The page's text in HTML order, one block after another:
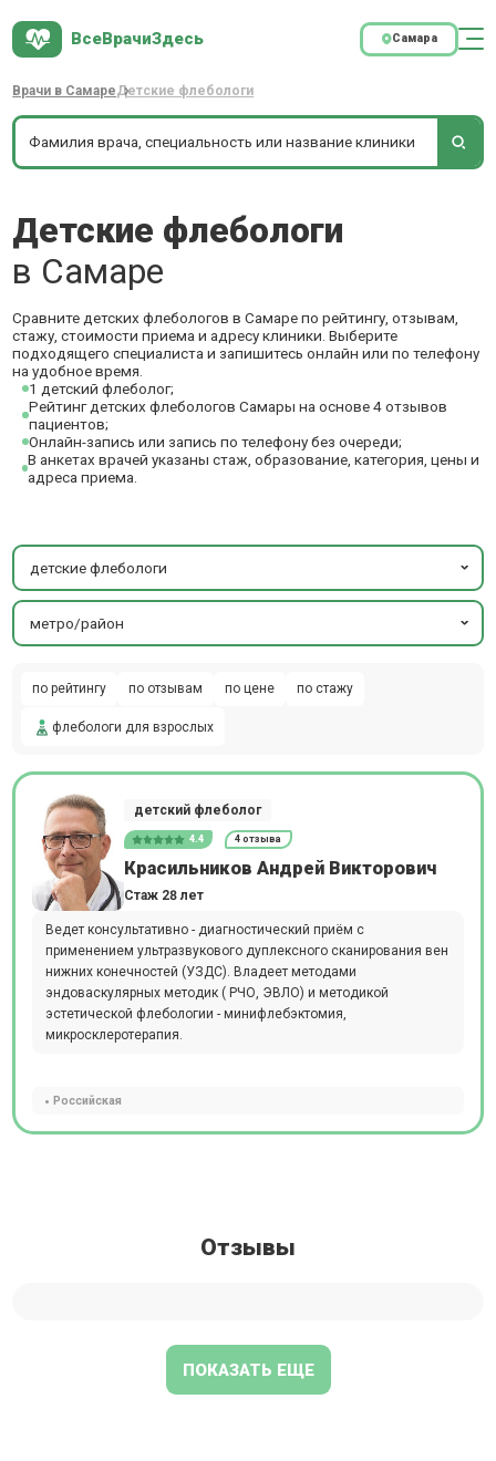
ВсеВрачиЗдесь Самара
Врачи в СамареДетские флебологи
Детские флебологи
в Самаре
Сравните детских флебологов в Самаре по рейтингу, отзывам,
стажу, стоимости приема и адресу клиники. Выберите
подходящего специалиста и запишитесь онлайн или по телефону
на удобное время.
1 детский флеболог;
Рейтинг детских флебологов Самары на основе 4 отзывов
пациентов;
Онлайн-запись или запись по телефону без очереди;
В анкетах врачей указаны стаж, образование, категория, цены и
адреса приема.
детские флебологи
метро/район
по рейтингу по отзывам по цене по стажу
флебологи для взрослых
детский флеболог
4.4 4 отзыва
Красильников Андрей Викторович
Стаж 28 лет
Ведет консультативно - диагностический приём с
применением ультразвукового дуплексного сканирования вен
нижних конечностей (УЗДС). Владеет методами
эндоваскулярных методик ( РЧО, ЭВЛО) и методикой
эстетической флебологии - минифлебэктомия,
микросклеротерапия.
Российская
Отзывы
ПОКАЗАТЬ ЕЩЕ